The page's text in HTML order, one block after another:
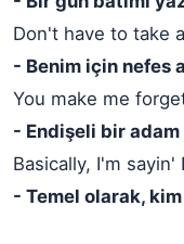
Don't have to take
- Benim için nefes
You make me
- Endişeli bir
Basically, I'm
- Temel olarak,